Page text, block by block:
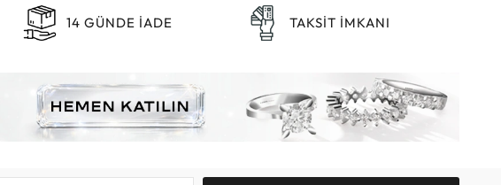
14 GÜNDE İADE TAKSİT İMKANI